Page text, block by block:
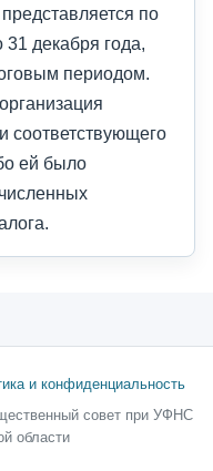
по
декабря года,
периодом.
соответствующего
ей было
и конфиденциальность
совет при УФНС
области